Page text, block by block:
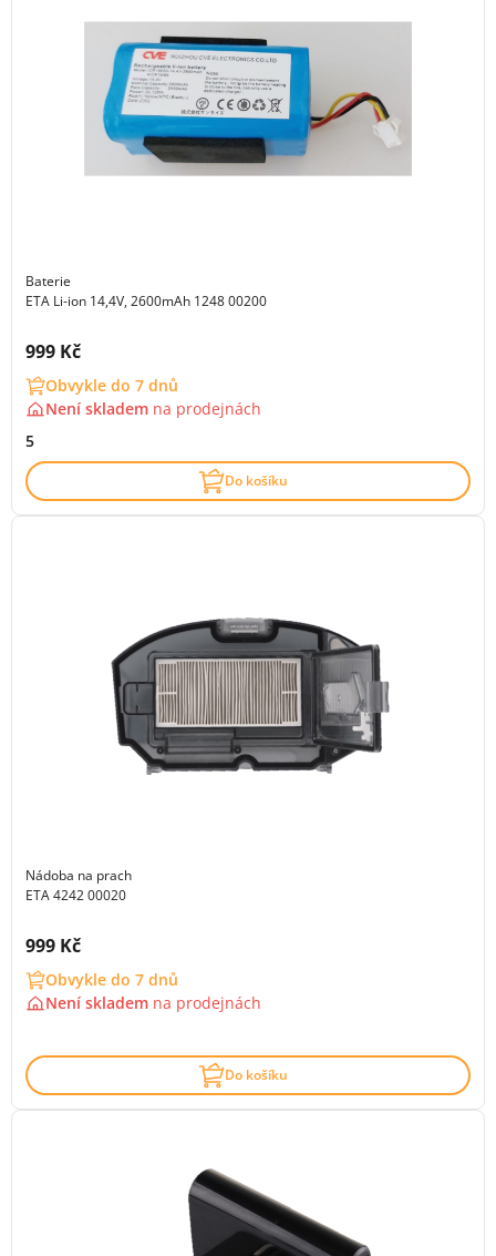
Baterie
ETA Li-ion 14,4V, 2600mAh 1248 00200
Cena s DPH:
999 Kč
Obvykle do 7 dnů
Není skladem na prodejnách
5
Do košíku
Nádoba na prach
ETA 4242 00020
Cena s DPH:
999 Kč
Obvykle do 7 dnů
Není skladem na prodejnách
Do košíku